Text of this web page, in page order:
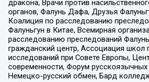
дракона, Врачи против
органов, Фалунь Дафа, Друзья
Коалиция по расследованию
Фалуньгун в Китае, Всемирная
расследованию преследований
гражданский центр, Ассоциация школ
исследований при Совете Европы,
современности, Форум русскоязычных
Немецко-русский обмен, Бард